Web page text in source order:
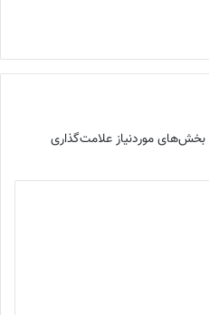
بخش‌های موردنیاز علامت‌گذاری